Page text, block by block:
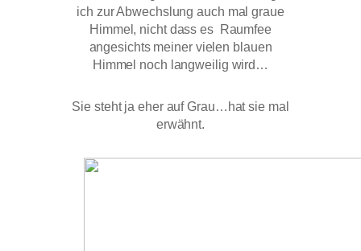
ich zur Abwechslung auch mal graue
Himmel, nicht dass es Raumfee
angesichts meiner vielen blauen
Himmel noch langweilig wird…
Sie steht ja eher auf Grau…hat sie mal
erwähnt.